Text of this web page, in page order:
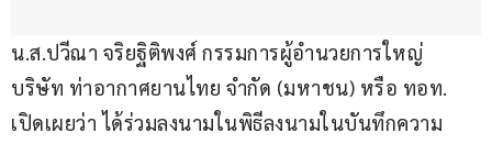
น.ส.ปวีณา จริยฐิติพงศ์ กรรมการผู้อำนวยการใหญ่
บริษัท ท่าอากาศยานไทย จำกัด (มหาชน) หรือ ทอท.
เปิดเผยว่า ได้ร่วมลงนามในพิธีลงนามในบันทึกความ